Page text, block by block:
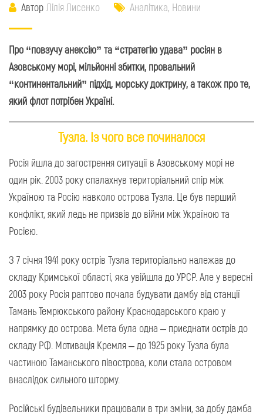
Автор Лілія Лисенко Аналітика, Новини
Про “повзучу анексію” та “стратегію удава” росіян в
Азовському морі, мільйонні збитки, провальний
“континентальний” підхід, морську доктрину, а також про те,
який флот потрібен Україні.
Тузла. Із чого все починалося
Росія йшла до загострення ситуації в Азовському морі не
один рік. 2003 року спалахнув територіальний спір між
Україною та Росію навколо острова Тузла. Це був перший
конфлікт, який ледь не призвів до війни між Україною та
Росією.
З 7 січня 1941 року острів Тузла територіально належав до
складу Кримської області, яка увійшла до УРСР. Але у вересні
2003 року Росія раптово почала будувати дамбу від станції
Тамань Темрюкського району Краснодарського краю у
напрямку до острова. Мета була одна – приєднати острів до
складу РФ. Мотивація Кремля – до 1925 року Тузла була
частиною Таманського півострова, коли стала островом
внаслідок сильного шторму.
Російські будівельники працювали в три зміни, за добу дамба